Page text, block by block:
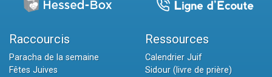
Raccourcis
Paracha de la semaine
Fêtes Juives
Ressources
Calendrier Juif
Sidour (livre de prière)